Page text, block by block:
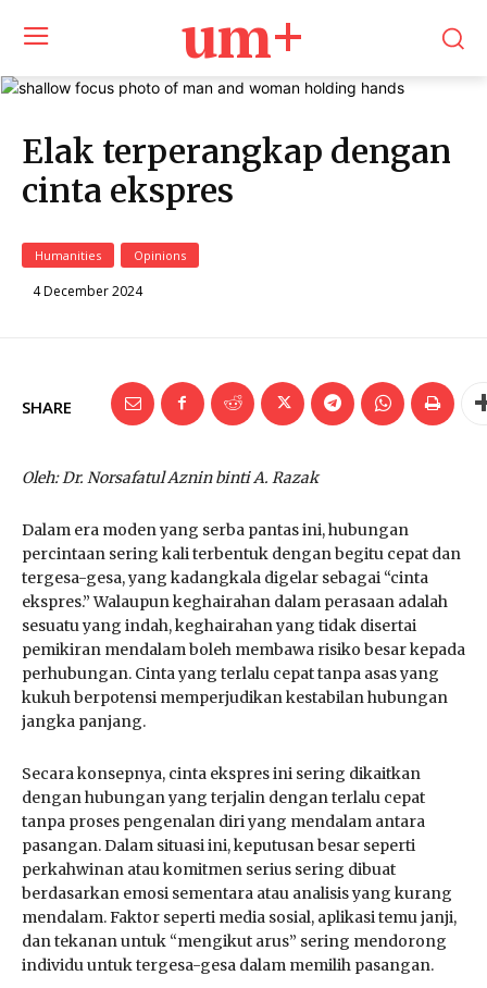
um+
Elak terperangkap dengan
cinta ekspres
Humanities Opinions
4 December 2024
SHARE
Oleh: Dr. Norsafatul Aznin binti A. Razak
Dalam era moden yang serba pantas ini, hubungan
percintaan sering kali terbentuk dengan begitu cepat dan
tergesa-gesa, yang kadangkala digelar sebagai “cinta
ekspres.” Walaupun keghairahan dalam perasaan adalah
sesuatu yang indah, keghairahan yang tidak disertai
pemikiran mendalam boleh membawa risiko besar kepada
perhubungan. Cinta yang terlalu cepat tanpa asas yang
kukuh berpotensi memperjudikan kestabilan hubungan
jangka panjang.
Secara konsepnya, cinta ekspres ini sering dikaitkan
dengan hubungan yang terjalin dengan terlalu cepat
tanpa proses pengenalan diri yang mendalam antara
pasangan. Dalam situasi ini, keputusan besar seperti
perkahwinan atau komitmen serius sering dibuat
berdasarkan emosi sementara atau analisis yang kurang
mendalam. Faktor seperti media sosial, aplikasi temu janji,
dan tekanan untuk “mengikut arus” sering mendorong
individu untuk tergesa-gesa dalam memilih pasangan.